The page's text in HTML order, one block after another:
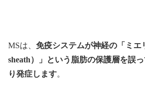
MSは、 免疫システムが神経の「ミエ
sheath）」という脂肪の保護層を誤
り発症します。